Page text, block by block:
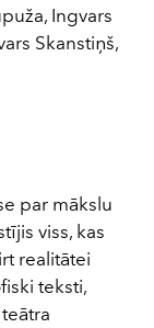
Ingvars
Skanstiņš,
par mākslu
viss, kas
realitātei
teksti,